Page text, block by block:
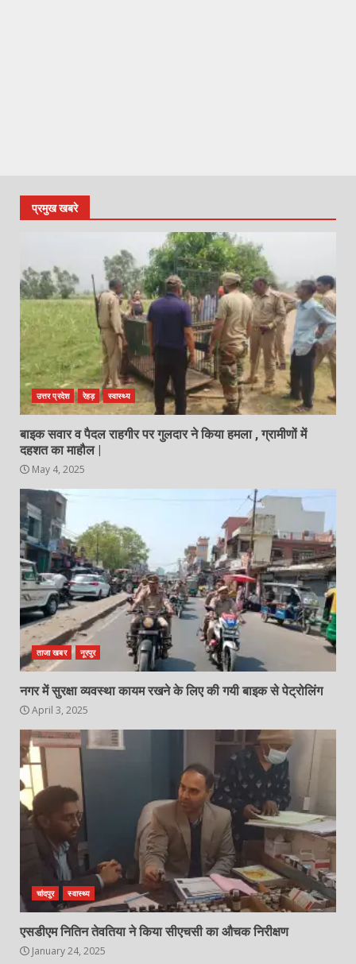
प्रमुख खबरे
उत्तर प्रदेश रेहड़ स्वास्थ्य
बाइक सवार व पैदल राहगीर पर गुलदार ने किया हमला , ग्रामीणों में
दहशत का माहौल |
May 4, 2025
ताजा खबर नूरपुर
नगर में सुरक्षा व्यवस्था कायम रखने के लिए की गयी बाइक से पेट्रोलिंग
April 3, 2025
चांदपुर स्वास्थ्य
एसडीएम नितिन तेवतिया ने किया सीएचसी का औचक निरीक्षण
January 24, 2025